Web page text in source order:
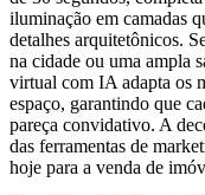
iluminação em camadas
detalhes arquitetônicos.
na cidade ou uma ampla
virtual com IA adapta os
espaço, garantindo que
pareça convidativo. A
das ferramentas de
hoje para a venda de